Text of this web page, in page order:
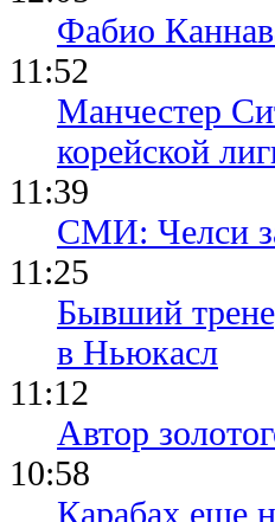
Фабио
11:52
Манчестер
корейской
11:39
СМИ: Челси
11:25
Бывший
в Ньюкасл
11:12
Автор
10:58
Карабах еще